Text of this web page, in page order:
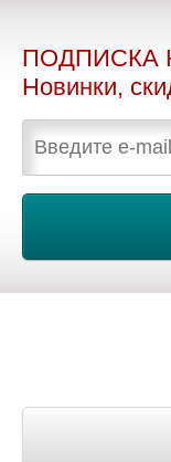
ПОДПИСКА
Новинки,